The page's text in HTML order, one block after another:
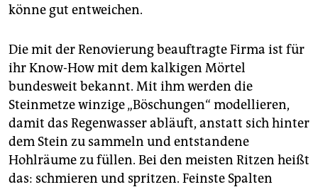
epaper login
könne gut entweichen.
Die mit der Renovierung beauftragte Firma ist für
ihr Know-How mit dem kalkigen Mörtel
bundesweit bekannt. Mit ihm werden die
Steinmetze winzige „Böschungen“ modellieren,
damit das Regenwasser abläuft, anstatt sich hinter
dem Stein zu sammeln und entstandene
Hohlräume zu füllen. Bei den meisten Ritzen heißt
das: schmieren und spritzen. Feinste Spalten